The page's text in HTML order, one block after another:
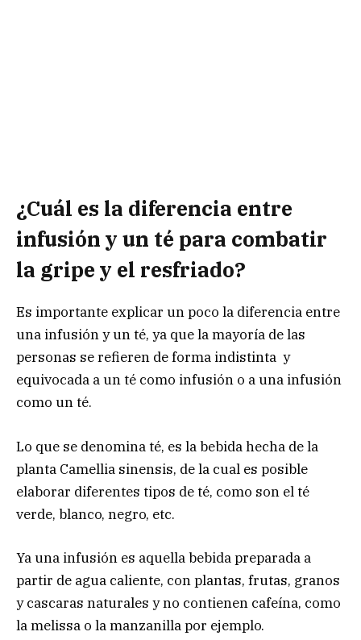
¿Cuál es la diferencia entre
infusión y un té para combatir
la gripe y el resfriado?
Es importante explicar un poco la diferencia entre
una infusión y un té, ya que la mayoría de las
personas se refieren de forma indistinta y
equivocada a un té como infusión o a una infusión
como un té.
Lo que se denomina té, es la bebida hecha de la
planta Camellia sinensis, de la cual es posible
elaborar diferentes tipos de té, como son el té
verde, blanco, negro, etc.
Ya una infusión es aquella bebida preparada a
partir de agua caliente, con plantas, frutas, granos
y cascaras naturales y no contienen cafeína, como
la melissa o la manzanilla por ejemplo.